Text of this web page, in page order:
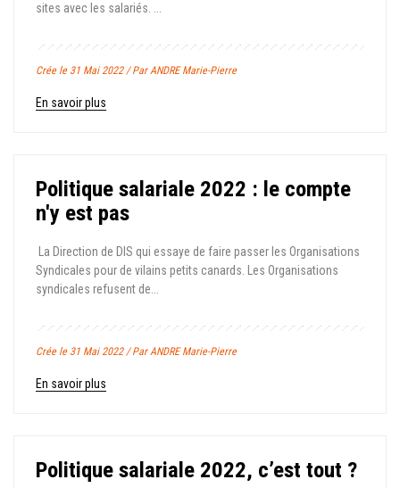
sites avec les salariés. ...
Crée le 31 Mai 2022 / Par ANDRE Marie-Pierre
En savoir plus
Politique salariale 2022 : le compte
n'y est pas
La Direction de DIS qui essaye de faire passer les Organisations
Syndicales pour de vilains petits canards. Les Organisations
syndicales refusent de...
Crée le 31 Mai 2022 / Par ANDRE Marie-Pierre
En savoir plus
Politique salariale 2022, c’est tout ?